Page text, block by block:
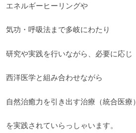
エネルギーヒーリングや
気功・呼吸法まで多岐にわたり
研究や実践を行いながら、必要に応じ
西洋医学と組み合わせながら
自然治癒力を引き出す治療（統合医療）
を実践されていらっしゃいます。